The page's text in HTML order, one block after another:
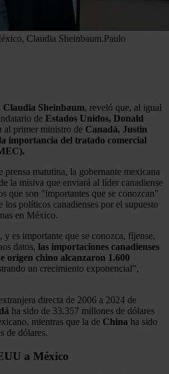
Claudia Sheinbaum.Paulo
Claudia Sheinbaum, reveló que, al igual
de Estados Unidos, Donald
al primer ministro de Canadá, Justin
importancia del tratado comercial
prensa matutina, la gobernante mexicana
la misiva que enviará al líder canadiense
que son "importantes que se conozcan"
los políticos canadienses por el supuesto
en México.
es importante que se conozca, fíjense,
datos, las importaciones canadienses
origen chino alcanzaron 1.600
un crecimiento exponencial”,
directa de 2006 a 2024 de
ha sido de 33.357 millones de dólares
mientras que la de China ha sido
de dólares.
a México